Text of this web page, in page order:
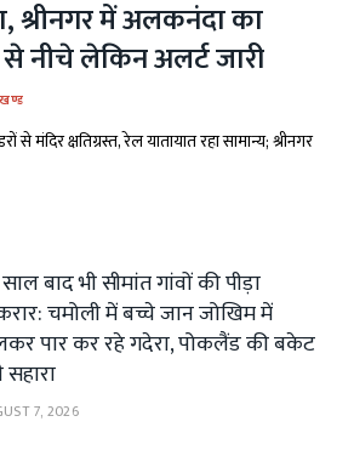
श्रीनगर में अलकनंदा का
नीचे लेकिन अलर्ट जारी
से मंदिर क्षतिग्रस्त, रेल यातायात रहा सामान्य; श्रीनगर
बाद भी सीमांत गांवों की पीड़ा
चमोली में बच्चे जान जोखिम में
पार कर रहे गदेरा, पोकलैंड की बकेट
सहारा
7, 2026